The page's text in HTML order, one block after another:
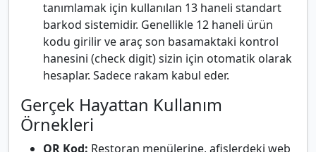
tanımlamak için kullanılan 13 haneli standart
barkod sistemidir. Genellikle 12 haneli ürün
kodu girilir ve araç son basamaktaki kontrol
hanesini (check digit) sizin için otomatik olarak
hesaplar. Sadece rakam kabul eder.
Gerçek Hayattan Kullanım
Örnekleri
QR Kod: Restoran menülerine, afişlerdeki web